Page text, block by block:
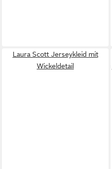
Laura Scott Jerseykleid mit
Wickeldetail